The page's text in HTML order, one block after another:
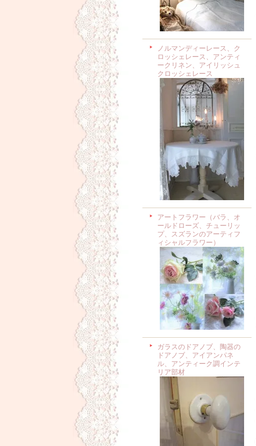
ノルマンディーレース、ク
ロッシェレース、アンティ
ークリネン、アイリッシュ
クロッシェレース
アートフラワー（バラ、オ
ールドローズ、チューリッ
プ、スズランのアーティフ
ィシャルフラワー）
ガラスのドアノブ、陶器の
ドアノブ、アイアンパネ
ル、アンティーク調インテ
リア部材